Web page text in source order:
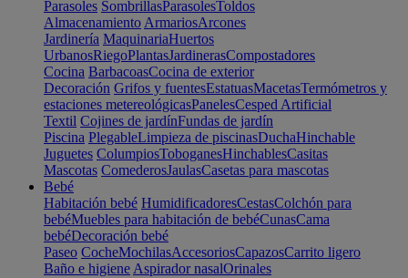
Parasoles SombrillasParasolesToldos
Almacenamiento ArmariosArcones
Jardinería MaquinariaHuertos
UrbanosRiegoPlantasJardinerasCompostadores
Cocina BarbacoasCocina de exterior
Decoración Grifos y fuentesEstatuasMacetasTermómetros y
estaciones metereológicasPanelesCesped Artificial
Textil Cojines de jardínFundas de jardín
Piscina PlegableLimpieza de piscinasDuchaHinchable
Juguetes ColumpiosToboganesHinchablesCasitas
Mascotas ComederosJaulasCasetas para mascotas
Bebé
Habitación bebé HumidificadoresCestasColchón para
bebéMuebles para habitación de bebéCunasCama
bebéDecoración bebé
Paseo CocheMochilasAccesoriosCapazosCarrito ligero
Baño e higiene Aspirador nasalOrinales